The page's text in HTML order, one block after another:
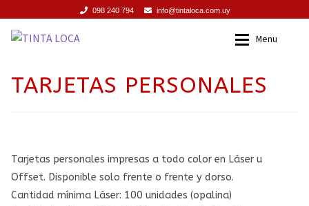
098 240 794 info@tintaloca.com.uy
Ir
navegación
Ir
Menu
INICIO
PRODUCTOS
TARJETAS PERSONALES
Tarjetas personales impresas a todo color en Láser u
Offset. Disponible solo frente o frente y dorso.
Cantidad mínima Láser: 100 unidades (opalina)